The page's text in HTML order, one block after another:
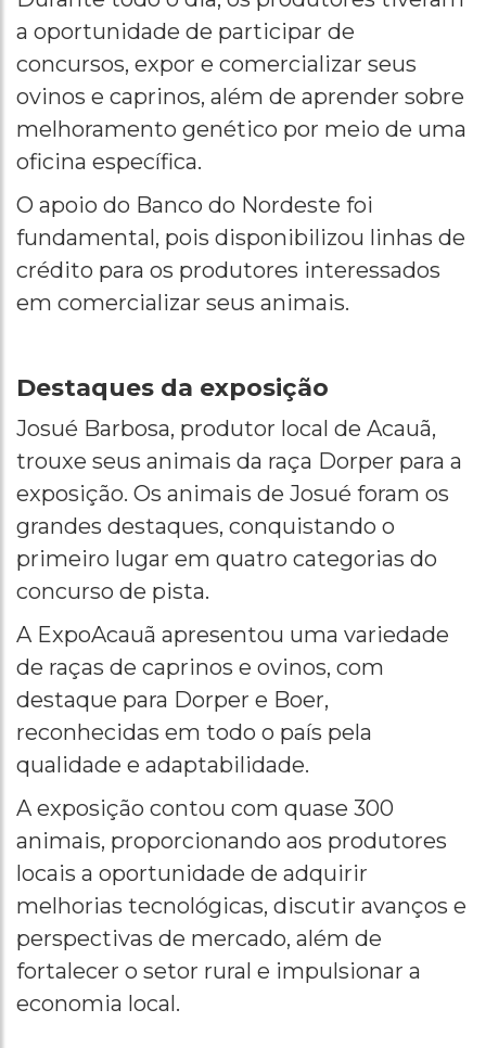
a oportunidade de participar de
concursos, expor e comercializar seus
ovinos e caprinos, além de aprender sobre
melhoramento genético por meio de uma
oficina específica.
O apoio do Banco do Nordeste foi
fundamental, pois disponibilizou linhas de
crédito para os produtores interessados
em comercializar seus animais.
Destaques da exposição
Josué Barbosa, produtor local de Acauã,
trouxe seus animais da raça Dorper para a
exposição. Os animais de Josué foram os
grandes destaques, conquistando o
primeiro lugar em quatro categorias do
concurso de pista.
A ExpoAcauã apresentou uma variedade
de raças de caprinos e ovinos, com
destaque para Dorper e Boer,
reconhecidas em todo o país pela
qualidade e adaptabilidade.
A exposição contou com quase 300
animais, proporcionando aos produtores
locais a oportunidade de adquirir
melhorias tecnológicas, discutir avanços e
perspectivas de mercado, além de
fortalecer o setor rural e impulsionar a
economia local.